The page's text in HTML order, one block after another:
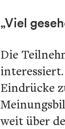
„Viel
Die
Eindrücke
weit über